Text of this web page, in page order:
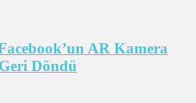
AR Kamera
Döndü